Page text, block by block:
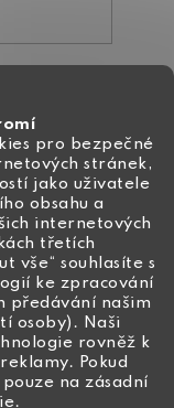
pro bezpečné
stránek,
jako uživatele
obsahu a
internetových
třetích
vše“ souhlasíte s
ke zpracování
předávání našim
osoby). Naši
rovněž k
Pokud
na zásadní